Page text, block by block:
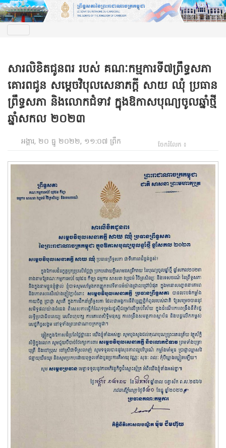
សារលិខិតជូនពរ របស់ គណៈកម្មការទី៧ព្រឹទ្ធសភា
គោរពជូន សម្តេចវិបុលសេនាភក្តី សាយ ឈុំ ប្រធាន
ព្រឹទ្ធសភា និងលោកជំទាវ ក្នុងឱកាសបុណ្យចូលឆ្នាំថ្មី
ឆ្នាំសកល ២០២៣
អង្គារ, ២០ ធ្នូ ២០២២, ១១:០៧ ព្រឹក ចែករំលែក ៖